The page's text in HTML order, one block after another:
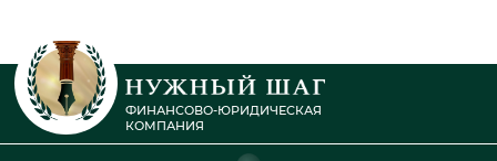
ФИНАНСОВО-ЮРИДИЧЕСКАЯ
КОМПАНИЯ